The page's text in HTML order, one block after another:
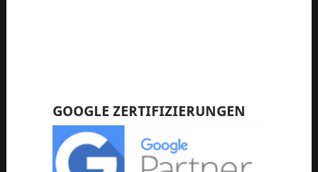
GOOGLE ZERTIFIZIERUNGEN